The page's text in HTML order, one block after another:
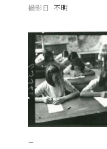
撮影日
不明
−